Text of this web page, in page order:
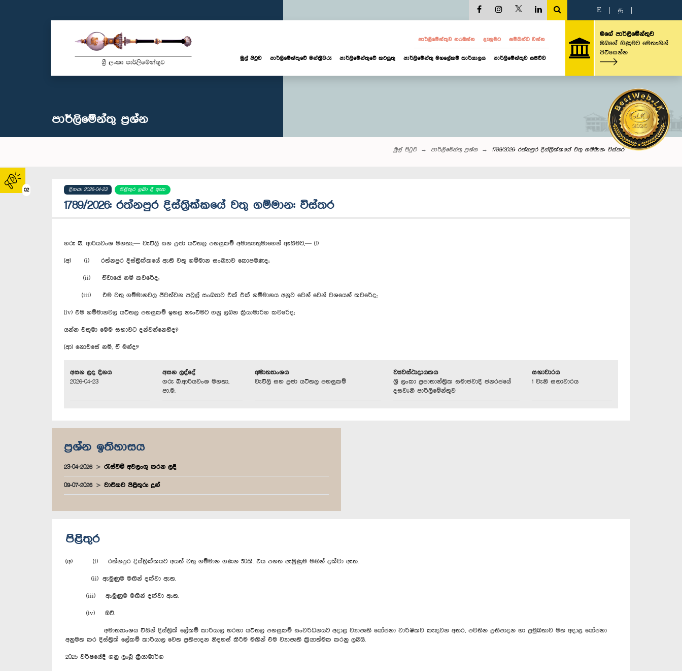
02
E த
පාර්ලි‌මේන්තුව නරඹන්න දැනුමට සම්බන්ධ වන්න
මුල් පිටුව පාර්ලි‌මේන්තුවේ මන්ත්‍රීවරු පාර්ලිමේන්තුවේ කටයුතු පාර්ලිමේන්තු මහලේකම් කාර්යාලය පාර්ලිමේන්තුව සජීවීව
මගේ පාර්ලිමේන්තුව
ඔබගේ ගිණුමට මෙතැනින්
පිවිසෙන්න
පාර්ලි‌මේන්තු‌ ප්‍රශ්න
මුල් පිටුව පාර්ලි‌මේන්තු‌ ප්‍රශ්න 1789/2026: රත්නපුර දිස්ත්‍රික්කයේ වතු ගම්මාන: විස්තර
දිනය: 2026-04-23 පිළිතුර ලබා දී ඇත
1789/2026: රත්නපුර දිස්ත්‍රික්කයේ වතු ගම්මාන: විස්තර
ගරු බී. ආරියවංශ මහතා,— වැවිලි සහ ප්‍රජා යටිතල පහසුකම් අමාත්‍යතුමාගෙන් ඇසීමට,— (1)
(අ) (i) රත්නපුර දිස්ත්‍රික්කයේ ඇති වතු ගම්මාන සංඛ්‍යාව කොපමණද;
(ii) ඒවායේ නම් කවරේද;
(iii) එම වතු ගම්මානවල ජීවත්වන පවුල් සංඛ්‍යාව එක් එක් ගම්මානය අනුව වෙන් වෙන් වශයෙන් කවරේද;
(iv) එම ගම්මානවල යටිතල පහසුකම් ඉහළ නැංවීමට ගනු ලබන ක්‍රියාමාර්ග කවරේද;
යන්න එතුමා මෙම සභාවට දන්වන්නෙහිද?
(ආ) නොඑසේ නම්, ඒ මන්ද?
අසන ලද දිනය
2026-04-23
අසන ලද්දේ
ගරු බී.ආරියවංශ මහතා,
පා.ම.
අමාත්‍යාංශය
වැවිලි සහ ප්‍රජා යටිතල පහසුකම්
ව්‍යවස්ථාදායකය
ශ්‍රී ලංකා ප්‍රජාතාන්ත්‍රික සමාජවාදී ජනරජයේ
දසවැනි පාර්ලිමේන්තුව
සභාවාරය
1 වැනි සභාවාරය
ප්‍රශ්න ඉතිහාසය
23-04-2026 රැස්වීම් අවලංගු කරන ලදී
09-07-2026 වාචිකව පිළිතුරු දුන්
පිළිතුර
(අ) (i) රත්නපුර දිස්ත්‍රික්කයට අයත් වතු ගම්මාන ගණන 50කි. එය පහත ඇමුණුම මඟින් දක්වා ඇත.
(ii) ඇමුණුම මඟින් දක්වා ඇත.
(iii) ඇමුණුම මඟින් දක්වා ඇත.
(iv) ඔව්.
අමාත්‍යාංශය විසින් දිස්ත්‍රික් ලේකම් කාර්යාල හරහා යටිතල පහසුකම් සංවර්ධනයට අදාළ ව්‍යාපෘති යෝජනා වාර්ෂිකව කැඳවන අතර, පවතින ප්‍රතිපාදන හා ප්‍රමුඛතාව මත අදාළ යෝජනා
අනුමත කර දිස්ත්‍රික් ලේකම් කාර්යාල වෙත ප්‍රතිපාදන නිදහස් කිරීම මඟින් එම ව්‍යාපෘති ක්‍රියාත්මක කරනු ලබයි.
2025 වර්ෂයේදී ගනු ලැබූ ක්‍රියාමාර්ග